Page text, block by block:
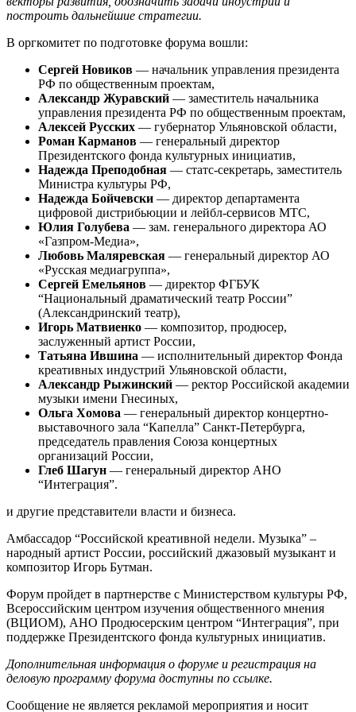
построить дальнейшие стратегии.
В оргкомитет по подготовке форума вошли:
Сергей Новиков — начальник управления президента
РФ по общественным проектам,
Александр Журавский — заместитель начальника
управления президента РФ по общественным проектам,
Алексей Русских — губернатор Ульяновской области,
Роман Карманов — генеральный директор
Президентского фонда культурных инициатив,
Надежда Преподобная — статс-секретарь, заместитель
Министра культуры РФ,
Надежда Бойчевски — директор департамента
цифровой дистрибьюции и лейбл-сервисов МТС,
Юлия Голубева — зам. генерального директора АО
«Газпром-Медиа»,
Любовь Маляревская — генеральный директор АО
«Русская медиагруппа»,
Сергей Емельянов — директор ФГБУК
“Национальный драматический театр России”
(Александринский театр),
Игорь Матвиенко — композитор, продюсер,
заслуженный артист России,
Татьяна Ившина — исполнительный директор Фонда
креативных индустрий Ульяновской области,
Александр Рыжинский — ректор Российской академии
музыки имени Гнесиных,
Ольга Хомова — генеральный директор концертно-
выставочного зала “Капелла” Санкт-Петербурга,
председатель правления Союза концертных
организаций России,
Глеб Шагун — генеральный директор АНО
“Интеграция”.
и другие представители власти и бизнеса.
Амбассадор “Российской креативной недели. Музыка” –
народный артист России, российский джазовый музыкант и
композитор Игорь Бутман.
Форум пройдет в партнерстве с Министерством культуры РФ,
Всероссийским центром изучения общественного мнения
(ВЦИОМ), АНО Продюсерским центром “Интеграция”, при
поддержке Президентского фонда культурных инициатив.
Дополнительная информация о форуме и регистрация на
деловую программу форума доступны по ссылке.
Сообщение не является рекламой мероприятия и носит